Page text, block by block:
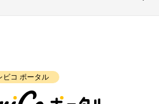
ビコ ポータル